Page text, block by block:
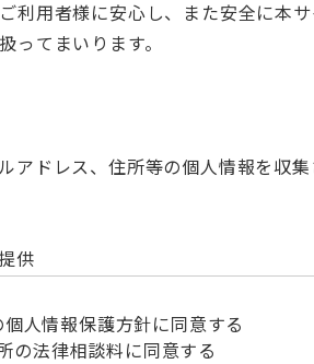
用者様に安心し、また安全に本サ
ってまいります。
アドレス、住所等の個人情報を収
供
人情報保護方針に同意する
の法律相談料に同意する